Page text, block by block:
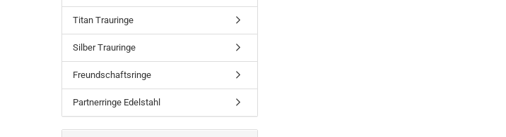
Titan Trauringe
Silber Trauringe
Freundschaftsringe
Partnerringe Edelstahl